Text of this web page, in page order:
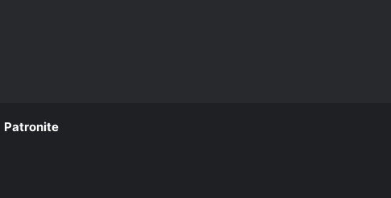
Patronite